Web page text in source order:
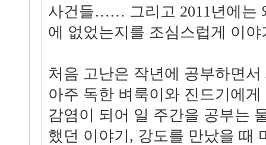
사건들…… 그리고 2011년에는
에 없었는지를 조심스럽게 이
처음 고난은 작년에 공부하면
아주 독한 벼룩이와 진드기에
감염이 되어 일 주간을 공부는
했던 이야기, 강도를 만났을 때